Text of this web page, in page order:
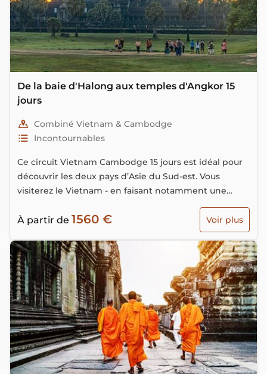
De la baie d'Halong aux temples d'Angkor 15
jours
Combiné Vietnam & Cambodge
Incontournables
Ce circuit Vietnam Cambodge 15 jours est idéal pour
découvrir les deux pays d’Asie du Sud-est. Vous
visiterez le Vietnam - en faisant notamment une
croisière dans la magnifique baie d’Halong - avant de
vous rendre au Cambodge par la voie fluviale pour
visiter des spectaculaires temples d’Angkor.
À partir de 1560 € Voir plus